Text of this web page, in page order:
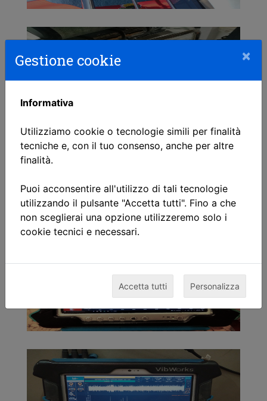
Gestione cookie ×
Informativa
Utilizziamo cookie o tecnologie simili per finalità
tecniche e, con il tuo consenso, anche per altre
finalità.
Puoi acconsentire all'utilizzo di tali tecnologie
utilizzando il pulsante "Accetta tutti". Fino a che
non sceglierai una opzione utilizzeremo solo i
cookie tecnici e necessari.
Accetta tutti Personalizza